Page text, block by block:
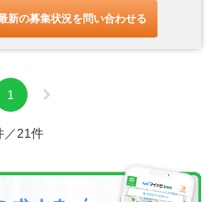
新の募集状況を問い合わせる
1
／21件